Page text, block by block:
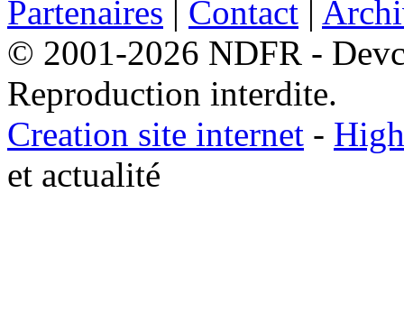
Partenaires | Contact |
© 2001-2026 NDFR -
Reproduction interdite.
Creation site internet -
et actualité